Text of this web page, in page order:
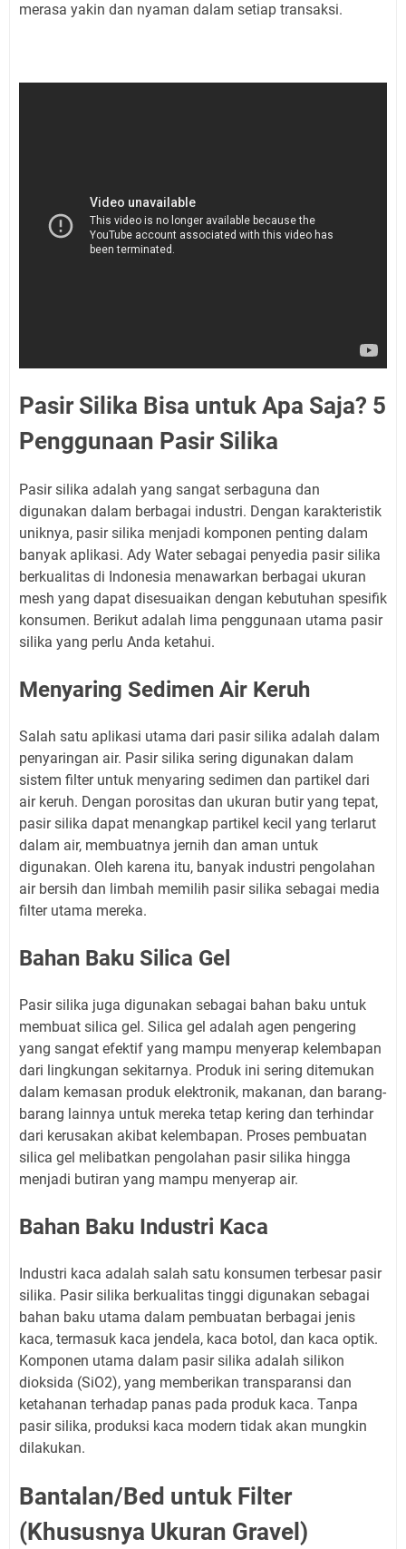
merasa yakin dan nyaman dalam setiap transaksi.
Pasir Silika Bisa untuk Apa Saja? 5
Penggunaan Pasir Silika
Pasir silika adalah yang sangat serbaguna dan
digunakan dalam berbagai industri. Dengan karakteristik
uniknya, pasir silika menjadi komponen penting dalam
banyak aplikasi. Ady Water sebagai penyedia pasir silika
berkualitas di Indonesia menawarkan berbagai ukuran
mesh yang dapat disesuaikan dengan kebutuhan spesifik
konsumen. Berikut adalah lima penggunaan utama pasir
silika yang perlu Anda ketahui.
Menyaring Sedimen Air Keruh
Salah satu aplikasi utama dari pasir silika adalah dalam
penyaringan air. Pasir silika sering digunakan dalam
sistem filter untuk menyaring sedimen dan partikel dari
air keruh. Dengan porositas dan ukuran butir yang tepat,
pasir silika dapat menangkap partikel kecil yang terlarut
dalam air, membuatnya jernih dan aman untuk
digunakan. Oleh karena itu, banyak industri pengolahan
air bersih dan limbah memilih pasir silika sebagai media
filter utama mereka.
Bahan Baku Silica Gel
Pasir silika juga digunakan sebagai bahan baku untuk
membuat silica gel. Silica gel adalah agen pengering
yang sangat efektif yang mampu menyerap kelembapan
dari lingkungan sekitarnya. Produk ini sering ditemukan
dalam kemasan produk elektronik, makanan, dan barang-
barang lainnya untuk mereka tetap kering dan terhindar
dari kerusakan akibat kelembapan. Proses pembuatan
silica gel melibatkan pengolahan pasir silika hingga
menjadi butiran yang mampu menyerap air.
Bahan Baku Industri Kaca
Industri kaca adalah salah satu konsumen terbesar pasir
silika. Pasir silika berkualitas tinggi digunakan sebagai
bahan baku utama dalam pembuatan berbagai jenis
kaca, termasuk kaca jendela, kaca botol, dan kaca optik.
Komponen utama dalam pasir silika adalah silikon
dioksida (SiO2), yang memberikan transparansi dan
ketahanan terhadap panas pada produk kaca. Tanpa
pasir silika, produksi kaca modern tidak akan mungkin
dilakukan.
Bantalan/Bed untuk Filter
(Khususnya Ukuran Gravel)